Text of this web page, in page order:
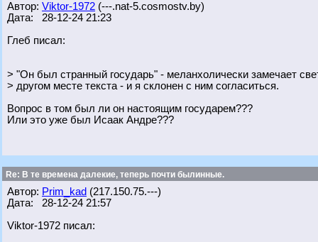
Автор: Viktor-1972 (---.nat-5.cosmostv.by)
Дата: 28-12-24 21:23
Глеб писал:
> "Он был странный государь" - меланхолически замечает
> другом месте текста - и я склонен с ним согласиться.
Вопрос в том был ли он настоящим государем???
Или это уже был Исаак Андре???
Re: В те времена далекие, теперь почти былинные.
Автор: Prim_kad (217.150.75.---)
Дата: 28-12-24 21:57
Viktor-1972 писал: